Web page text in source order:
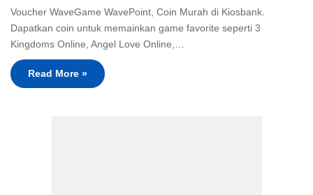
Voucher WaveGame WavePoint, Coin Murah di Kiosbank.
Dapatkan coin untuk memainkan game favorite seperti 3
Kingdoms Online, Angel Love Online,…
Read More »